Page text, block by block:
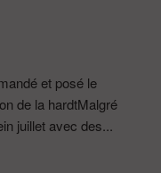
et posé le
de la hardtMalgré
juillet avec des...